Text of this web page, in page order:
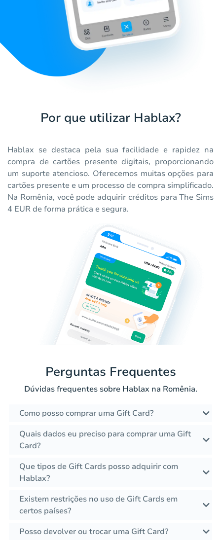
Por que utilizar Hablax?
Hablax se destaca pela sua facilidade e rapidez na
compra de cartões presente digitais, proporcionando
um suporte atencioso. Oferecemos muitas opções para
cartões presente e um processo de compra simplificado.
Na Romênia, você pode adquirir créditos para The Sims
4 EUR de forma prática e segura.
Perguntas Frequentes
Dúvidas frequentes sobre Hablax na Romênia.
Como posso comprar uma Gift Card?
Quais dados eu preciso para comprar uma Gift
Card?
Que tipos de Gift Cards posso adquirir com
Hablax?
Existem restrições no uso de Gift Cards em
certos países?
Posso devolver ou trocar uma Gift Card?